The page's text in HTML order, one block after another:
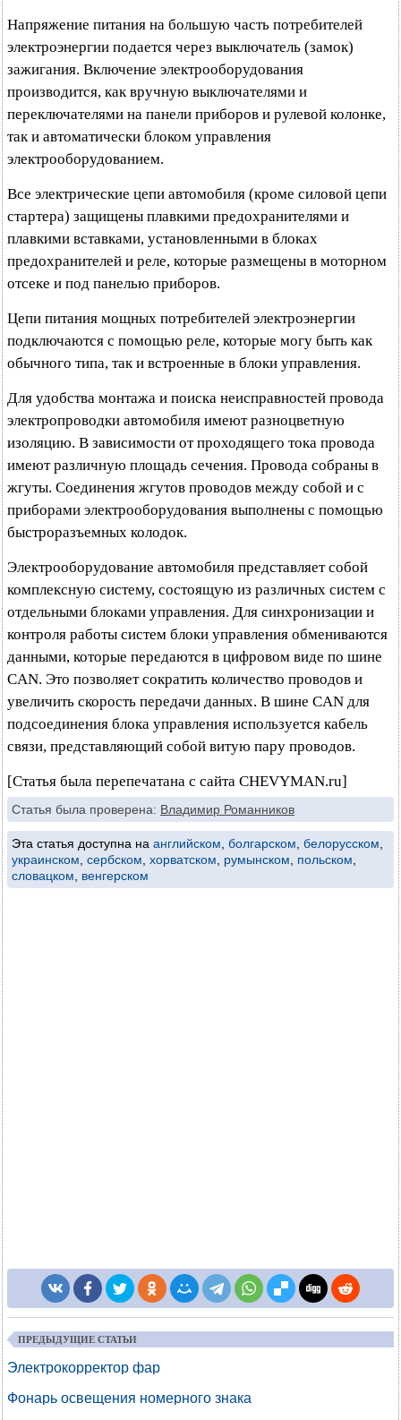
Напряжение питания на большую часть потребителей
электроэнергии подается через выключатель (замок)
зажигания. Включение электрооборудования
производится, как вручную выключателями и
переключателями на панели приборов и рулевой колонке,
так и автоматически блоком управления
электрооборудованием.
Все электрические цепи автомобиля (кроме силовой цепи
стартера) защищены плавкими предохранителями и
плавкими вставками, установленными в блоках
предохранителей и реле, которые размещены в моторном
отсеке и под панелью приборов.
Цепи питания мощных потребителей электроэнергии
подключаются с помощью реле, которые могу быть как
обычного типа, так и встроенные в блоки управления.
Для удобства монтажа и поиска неисправностей провода
электропроводки автомобиля имеют разноцветную
изоляцию. В зависимости от проходящего тока провода
имеют различную площадь сечения. Провода собраны в
жгуты. Соединения жгутов проводов между собой и с
приборами электрооборудования выполнены с помощью
быстроразъемных колодок.
Электрооборудование автомобиля представляет собой
комплексную систему, состоящую из различных систем с
отдельными блоками управления. Для синхронизации и
контроля работы систем блоки управления обмениваются
данными, которые передаются в цифровом виде по шине
CAN. Это позволяет сократить количество проводов и
увеличить скорость передачи данных. В шине CAN для
подсоединения блока управления используется кабель
связи, представляющий собой витую пару проводов.
[Статья была перепечатана с сайта CHEVYMAN.ru]
Статья была проверена: Владимир Романников
Эта статья доступна на английском болгарском белорусском
украинском сербском хорватском румынском польском
словацком
венгерском
ПРЕДЫДУЩИЕ СТАТЬИ
Электрокорректор фар
Фонарь освещения номерного знака